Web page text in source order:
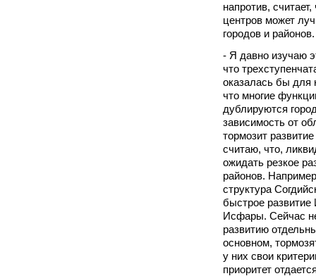
напротив,
центров может
городов и районов.
- Я давно изучаю
что
оказалась бы для
что многие
дублируются
зависимость от
тормозит
считаю, что,
ожидать резкое
районов.
структура
быстрое
Исфары. Сейчас
развитию
основном,
у них свои
приоритет